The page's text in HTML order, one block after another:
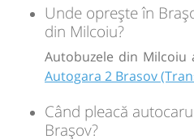
Unde oprește în
din Milcoiu?
Autobuzele din
Autogara 2 Brasov
Când pleacă
Brașov?